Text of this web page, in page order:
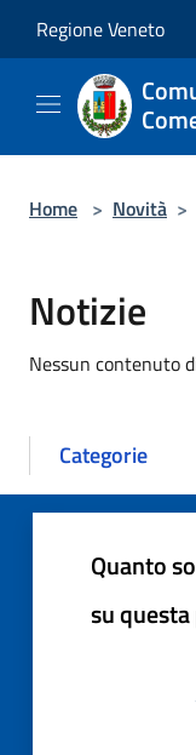
Regione Veneto
Home > Novità >
Notizie
Nessun contenuto
Categorie
Quanto
su